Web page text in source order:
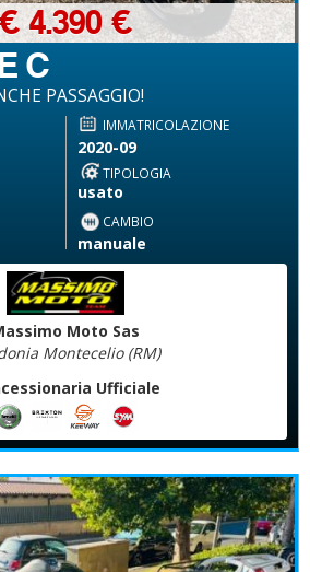
C
PASSAGGIO!
€ 4.390 €
IMMATRICOLAZIONE
2020-09
TIPOLOGIA
usato
CAMBIO
manuale
Moto Sas
Montecelio (RM)
Ufficiale